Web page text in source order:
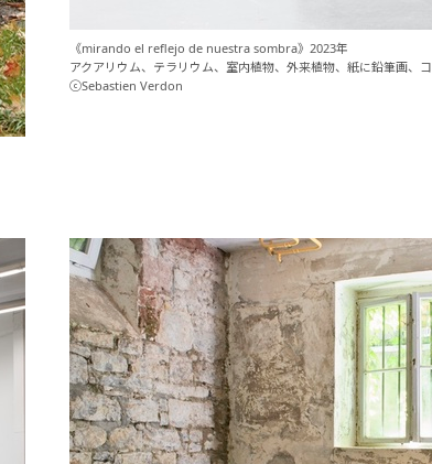
《mirando el reflejo de nuestra sombra》2023年
アクアリウム、テラリウム、室内植物、外来植物、紙に鉛筆画、
ⓒSebastien Verdon